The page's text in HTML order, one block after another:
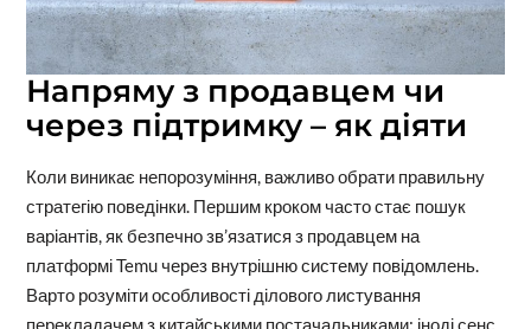
Напряму з продавцем чи
через підтримку – як діяти
Коли виникає непорозуміння, важливо обрати правильну
стратегію поведінки. Першим кроком часто стає пошук
варіантів, як безпечно зв’язатися з продавцем на
платформі Temu через внутрішню систему повідомлень.
Варто розуміти особливості ділового листування
перекладачем з китайськими постачальниками: іноді сенс